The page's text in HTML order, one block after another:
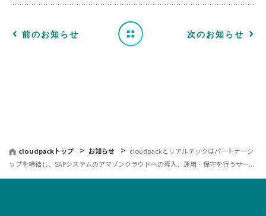
前のお知らせ
せ
一 次のお知らせ
cloudpackトップ お知らせ
cloudpackとリアルテックはパートナーシ
ップを締結し、SAPシステムのアマゾンクラウドへの導入、運用・保守を行うサー...